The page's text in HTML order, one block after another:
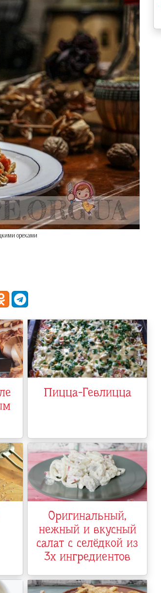
орехами
Пицца-Гевлицца
Оригинальный,
нежный и вкусный
салат с селёдкой из
3х ингредиентов